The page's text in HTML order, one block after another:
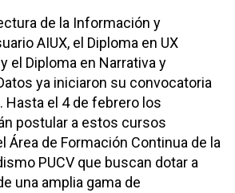
de la Información y
AIUX, el Diploma en UX
el Diploma en Narrativa y
ya iniciaron su convocatoria
Hasta el 4 de febrero los
postular a estos cursos
Área de Formación Continua de la
PUCV que buscan dotar a
una amplia gama de